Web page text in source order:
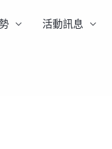
活動訊息